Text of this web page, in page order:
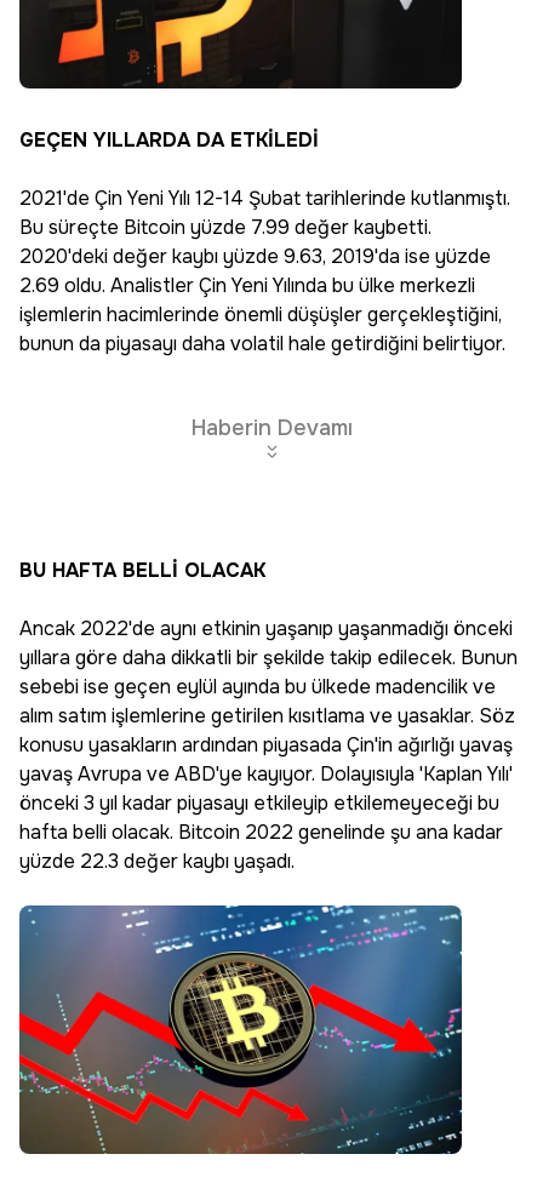
GEÇEN YILLARDA DA ETKİLEDİ
2021'de Çin Yeni Yılı 12-14 Şubat tarihlerinde kutlanmıştı.
Bu süreçte Bitcoin yüzde 7.99 değer kaybetti.
2020'deki değer kaybı yüzde 9.63, 2019'da ise yüzde
2.69 oldu. Analistler Çin Yeni Yılında bu ülke merkezli
işlemlerin hacimlerinde önemli düşüşler gerçekleştiğini,
bunun da piyasayı daha volatil hale getirdiğini belirtiyor.
Haberin Devamı
BU HAFTA BELLİ OLACAK
Ancak 2022'de aynı etkinin yaşanıp yaşanmadığı önceki
yıllara göre daha dikkatli bir şekilde takip edilecek. Bunun
sebebi ise geçen eylül ayında bu ülkede madencilik ve
alım satım işlemlerine getirilen kısıtlama ve yasaklar. Söz
konusu yasakların ardından piyasada Çin'in ağırlığı yavaş
yavaş Avrupa ve ABD'ye kayıyor. Dolayısıyla 'Kaplan Yılı'
önceki 3 yıl kadar piyasayı etkileyip etkilemeyeceği bu
hafta belli olacak. Bitcoin 2022 genelinde şu ana kadar
yüzde 22.3 değer kaybı yaşadı.